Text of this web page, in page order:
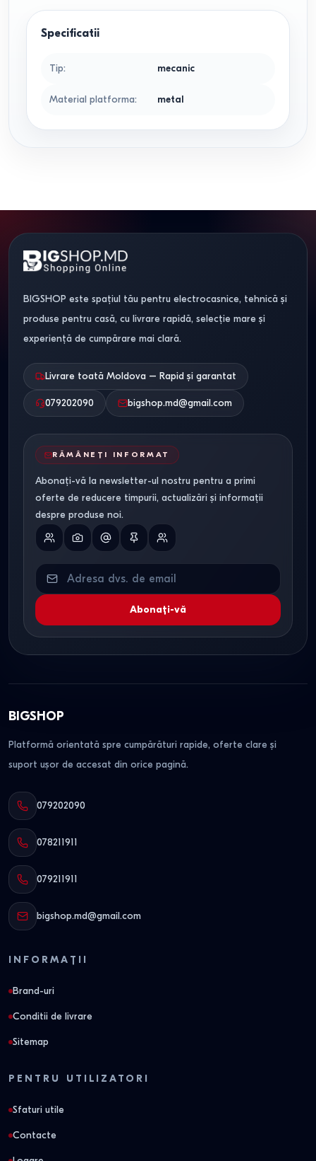
Specificatii
Tip: mecanic
Material platforma: metal
BIGSHOP este spațiul tău pentru electrocasnice, tehnică și
produse pentru casă, cu livrare rapidă, selecție mare și
experiență de cumpărare mai clară.
Livrare toată Moldova – Rapid și garantat
079202090 bigshop.md@gmail.com
RĂMÂNEȚI INFORMAT
Abonați-vă la newsletter-ul nostru pentru a primi
oferte de reducere timpurii, actualizări și informații
despre produse noi.
Abonați-vă
BIGSHOP
Platformă orientată spre cumpărături rapide, oferte clare și
suport ușor de accesat din orice pagină.
079202090
078211911
079211911
bigshop.md@gmail.com
INFORMAȚII
Brand-uri
Conditii de livrare
Sitemap
PENTRU UTILIZATORI
Sfaturi utile
Contacte